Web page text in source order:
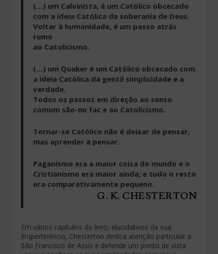
(…) um Calvinista, é um Católico obcecado
com a ideia Católica da soberania de Deus.
Voltar à humanidade, é um passo atrás
rumo
ao Catolicismo.
(…) um Quaker é um Católico obcecado com
a ideia Católica da gentil simplicidade e a
verdade.
Todos os passos em direção ao senso
comum são-no fac e ao Catolicismo.
Tornar-se Católico não é deixar de pensar,
mas aprender a pensar.
Paganismo era a maior coisa do mundo e o
Cristianismo era maior ainda; e tudo o resto
era comparativamente pequeno.
G. K. CHESTERTON
Em vários capítulos do livro, elucidativos da sua
(in)pertinência, Chesterton dedica atenção particular a
São Francisco de Assis e defende um ponto de vista